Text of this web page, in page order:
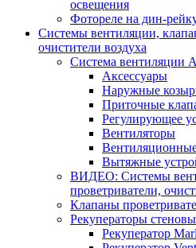
освещения
Фотореле на дин-
Системы вентиляции,
очистители воздуха
Система вентиляции
Аксессуары
Наружные
Приточные
Регулирующее
Вентиляторы
Вытяжные
ВИДЕО: Системы
проветриватели,
Клапаны
Рекуператоры
Рекуператор